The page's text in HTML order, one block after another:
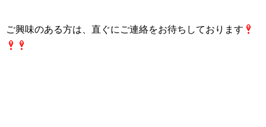
ご興味のある方は、直ぐにご連絡をお待ちしております